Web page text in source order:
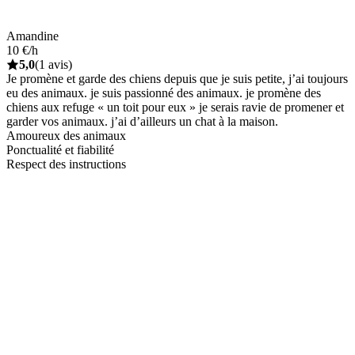
Amandine
10 €/h
5,0(1 avis)
Je promène et garde des chiens depuis que je suis petite, j’ai toujours
eu des animaux. je suis passionné des animaux. je promène des
chiens aux refuge « un toit pour eux » je serais ravie de promener et
garder vos animaux. j’ai d’ailleurs un chat à la maison.
Amoureux des animaux
Ponctualité et fiabilité
Respect des instructions